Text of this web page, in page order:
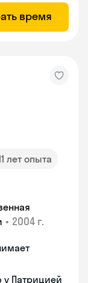
время
лет опыта
• 2004 г.
Патрицией